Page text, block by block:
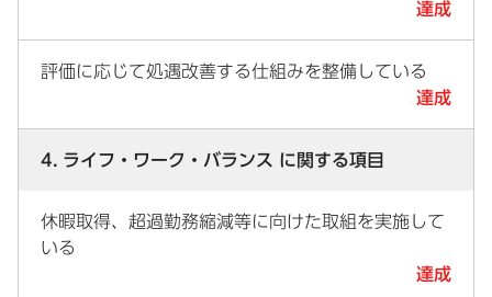
達成
評価に応じて処遇改善する仕組みを整備している
達成
4. ライフ・ワーク・バランス に関する項目
休暇取得、超過勤務縮減等に向けた取組を実施して
いる
達成